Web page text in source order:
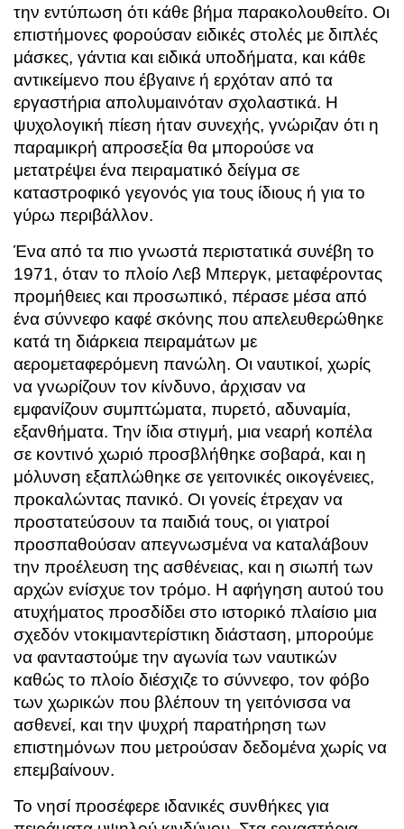
την εντύπωση ότι κάθε βήμα παρακολουθείτο. Οι
επιστήμονες φορούσαν ειδικές στολές με διπλές
μάσκες, γάντια και ειδικά υποδήματα, και κάθε
αντικείμενο που έβγαινε ή ερχόταν από τα
εργαστήρια απολυμαινόταν σχολαστικά. Η
ψυχολογική πίεση ήταν συνεχής, γνώριζαν ότι η
παραμικρή απροσεξία θα μπορούσε να
μετατρέψει ένα πειραματικό δείγμα σε
καταστροφικό γεγονός για τους ίδιους ή για το
γύρω περιβάλλον.
Ένα από τα πιο γνωστά περιστατικά συνέβη το
1971, όταν το πλοίο Λεβ Μπεργκ, μεταφέροντας
προμήθειες και προσωπικό, πέρασε μέσα από
ένα σύννεφο καφέ σκόνης που απελευθερώθηκε
κατά τη διάρκεια πειραμάτων με
αερομεταφερόμενη πανώλη. Οι ναυτικοί, χωρίς
να γνωρίζουν τον κίνδυνο, άρχισαν να
εμφανίζουν συμπτώματα, πυρετό, αδυναμία,
εξανθήματα. Την ίδια στιγμή, μια νεαρή κοπέλα
σε κοντινό χωριό προσβλήθηκε σοβαρά, και η
μόλυνση εξαπλώθηκε σε γειτονικές οικογένειες,
προκαλώντας πανικό. Οι γονείς έτρεχαν να
προστατεύσουν τα παιδιά τους, οι γιατροί
προσπαθούσαν απεγνωσμένα να καταλάβουν
την προέλευση της ασθένειας, και η σιωπή των
αρχών ενίσχυε τον τρόμο. Η αφήγηση αυτού του
ατυχήματος προσδίδει στο ιστορικό πλαίσιο μια
σχεδόν ντοκιμαντερίστικη διάσταση, μπορούμε
να φανταστούμε την αγωνία των ναυτικών
καθώς το πλοίο διέσχιζε το σύννεφο, τον φόβο
των χωρικών που βλέπουν τη γειτόνισσα να
ασθενεί, και την ψυχρή παρατήρηση των
επιστημόνων που μετρούσαν δεδομένα χωρίς να
επεμβαίνουν.
Το νησί προσέφερε ιδανικές συνθήκες για